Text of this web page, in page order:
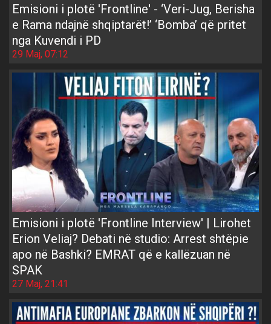
Emisioni i plotë 'Frontline' - ‘Veri-Jug, Berisha
e Rama ndajnë shqiptarët!’ ‘Bomba’ që pritet
nga Kuvendi i PD
29 Maj, 07:12
Emisioni i plotë 'Frontline Interview' | Lirohet
Erion Veliaj? Debati në studio: Arrest shtëpie
apo në Bashki? EMRAT që e kallëzuan në
SPAK
27 Maj, 21:41